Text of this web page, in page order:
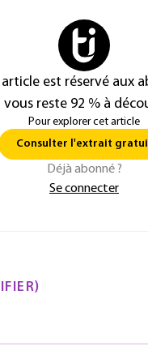
est réservé aux
vous reste 92 % à
Pour explorer cet article
Consulter l'extrait
Déjà abonné ?
Se connecter